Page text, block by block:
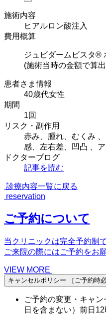
施術内容
ヒアルロン酸注入
費用概算
ジュビダームビスタ
(施術当時の金額で算
患者さま情報
40歳代女性
期間
1回
リスク・副作用
赤み、腫れ、むくみ
感、左右差、凹凸 、
ドクターブログ
記事を読む
診療内容一覧に戻る
reservation
ご予約について
当クリニックは完全予約制で
ご来院の際にはご予約をお
VIEW MORE
キャンセルポリシー ［ご予約時
ご予約の変更・キャ
日を含まない）前日